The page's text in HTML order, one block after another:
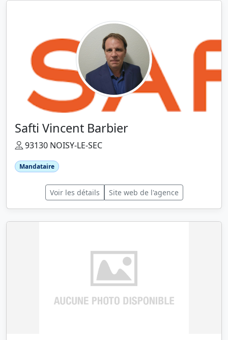
Safti Vincent Barbier
93130 NOISY-LE-SEC
Mandataire
Voir les détails Site web de l'agence